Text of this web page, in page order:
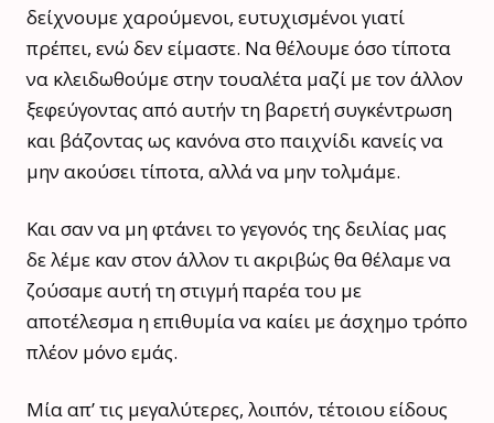
δείχνουμε χαρούμενοι, ευτυχισμένοι γιατί
πρέπει, ενώ δεν είμαστε. Να θέλουμε όσο τίποτα
να κλειδωθούμε στην τουαλέτα μαζί με τον άλλον
ξεφεύγοντας από αυτήν τη βαρετή συγκέντρωση
και βάζοντας ως κανόνα στο παιχνίδι κανείς να
μην ακούσει τίποτα, αλλά να μην τολμάμε.
Και σαν να μη φτάνει το γεγονός της δειλίας μας
δε λέμε καν στον άλλον τι ακριβώς θα θέλαμε να
ζούσαμε αυτή τη στιγμή παρέα του με
αποτέλεσμα η επιθυμία να καίει με άσχημο τρόπο
πλέον μόνο εμάς.
Μία απ’ τις μεγαλύτερες, λοιπόν, τέτοιου είδους